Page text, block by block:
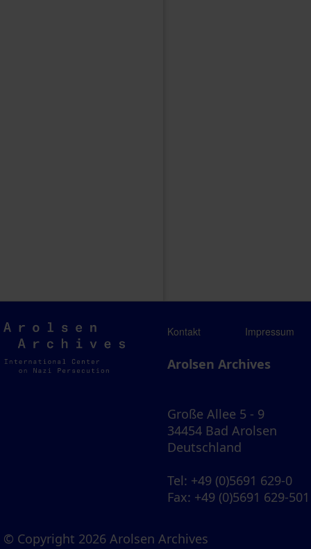
Arolsen
Archives
Kontakt Impressum
Arolsen Archives
Große Allee 5 - 9
34454 Bad Arolsen
Deutschland
Tel: +49 (0)5691 629-0
Fax: +49 (0)5691 629-501
© Copyright 2026 Arolsen Archives